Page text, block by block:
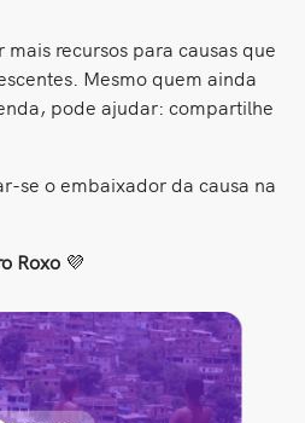
recursos para causas que
Mesmo quem ainda
pode ajudar: compartilhe
se o embaixador da causa na
Roxo 💜